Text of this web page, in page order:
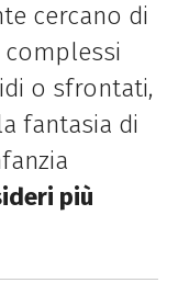
cercano di
o sfrontati,
fantasia di
più